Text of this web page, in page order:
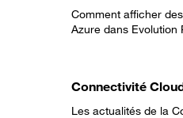
Comment afficher
Azure dans Evolution
Connectivité
Les actualités de la